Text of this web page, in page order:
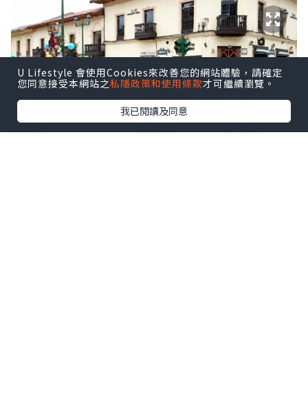
U Lifestyle 會使用Cookies來改善您的網站體驗，請確定
您同意接受本網站之私隱政策和使用條款才可繼續瀏覽。
我已閱讀及同意